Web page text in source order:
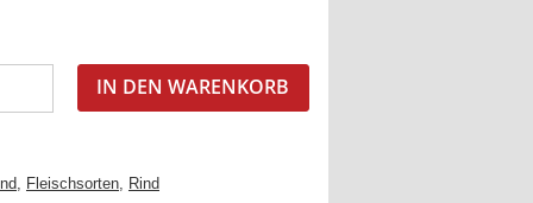
IN DEN WARENKORB
, Fleischsorten, Rind